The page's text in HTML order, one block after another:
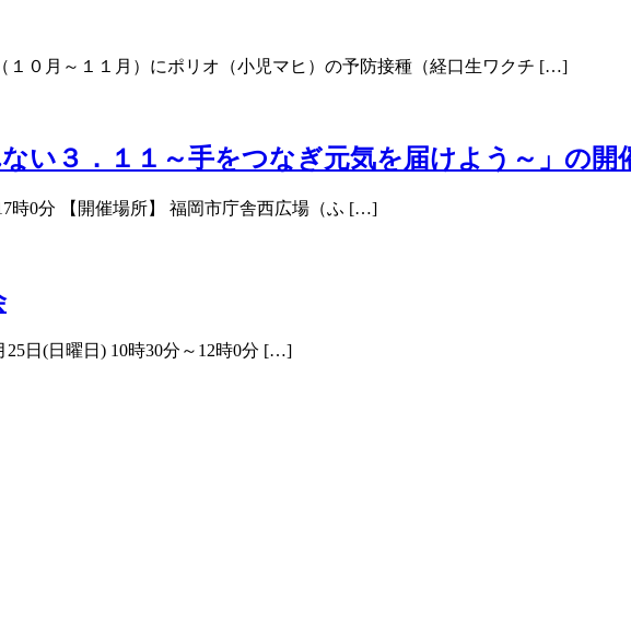
１０月～１１月）にポリオ（小児マヒ）の予防接種（経口生ワクチ […]
い３．１１～手をつなぎ元気を届けよう～」の開
時0分 【開催場所】 福岡市庁舎西広場（ふ […]
25日(日曜日) 10時30分～12時0分 […]